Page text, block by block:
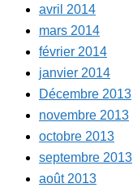
avril 2014
mars 2014
février 2014
janvier 2014
Décembre 2013
novembre 2013
octobre 2013
septembre 2013
août 2013